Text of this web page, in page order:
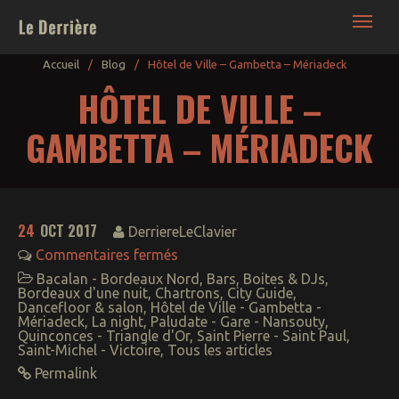
Culture - Lifestyle décalé
Bars – Boites – Sorties
NightWorks : la ronde
de nuit
Backroom (+18 ans)
Accueil / Blog / Hôtel de Ville – Gambetta – Mériadeck
HÔTEL DE VILLE –
GAMBETTA – MÉRIADECK
24 OCT 2017
DerriereLeClavier
Commentaires fermés
Bacalan - Bordeaux Nord , Bars, Boites & DJs,
Bordeaux d'une nuit, Chartrons, City Guide,
Dancefloor & salon, Hôtel de Ville - Gambetta -
Mériadeck, La night, Paludate - Gare - Nansouty,
Quinconces - Triangle d'Or, Saint Pierre - Saint Paul,
Saint-Michel - Victoire, Tous les articles
Permalink